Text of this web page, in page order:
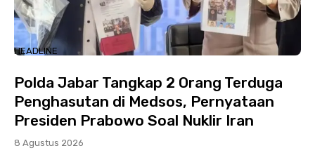
HEADLINE
Polda Jabar Tangkap 2 Orang Terduga
Penghasutan di Medsos, Pernyataan
Presiden Prabowo Soal Nuklir Iran
8 Agustus 2026